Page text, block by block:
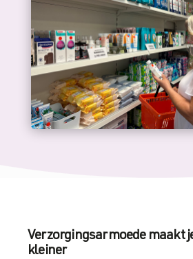
Verzorgingsarmoede maakt
kleiner